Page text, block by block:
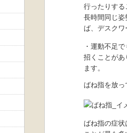
行ったりす
長時間同じ
ば、デスク
・運動不足
招くことが
ます。
ばね指を放
ばね指の症